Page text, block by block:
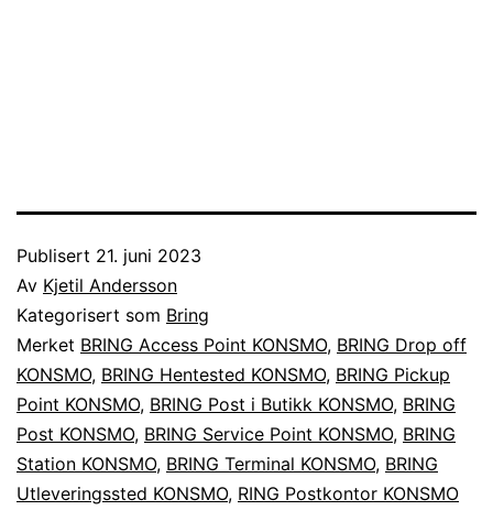
Publisert 21. juni 2023
Av Kjetil Andersson
Kategorisert som Bring
Merket BRING Access Point KONSMO, BRING Drop off
KONSMO, BRING Hentested KONSMO, BRING Pickup
Point KONSMO, BRING Post i Butikk KONSMO, BRING
Post KONSMO, BRING Service Point KONSMO, BRING
Station KONSMO, BRING Terminal KONSMO, BRING
Utleveringssted KONSMO, RING Postkontor KONSMO